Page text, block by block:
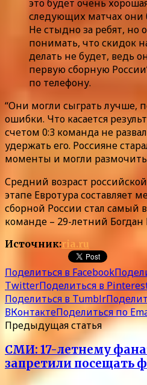
это будет очень
следующих матчах они
Не стыдно за ребят, но
понимать, что скидок
делать не будет, ведь
первую сборную
по телефону.
“Они могли сыграть лучше,
ошибки. Что касается
счетом 0:3 команда не
удержать его. Россияне
моменты и могли размочить
Средний возраст
этапе Евротура составляет
сборной России стал самый
команде – 29-летний Богдан
Источник:ria.ru
Поделиться в Facebook
TwitterПоделиться в
Поделиться в Tumblr
ВКонтактеПоделиться по
Предыдущая статья
СМИ: 17-летнему
запретили посещать